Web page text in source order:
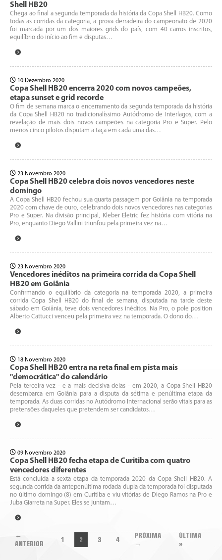
Shell HB20
Chega ao final a segunda temporada da história da Copa Shell HB20. Como
todas as corridas da categoria, a prova derradeira do campeonato de 2020
foi marcada por um dos maiores grids do país, com 40 carros inscritos,
equilíbrio do início ao fim e disputas…
10 Dezembro 2020
Copa Shell HB20 encerra 2020 com novos campeões,
etapa sunset e grid recorde
O fim de semana marca o encerramento da segunda temporada da história
da Copa Shell HB20 no tradicionalíssimo Autódromo de Interlagos, com a
revelação de mais dois novos campeões na categoria Pro e Super. Pelo
menos cinco pilotos disputam a taça em cada uma das…
23 Novembro 2020
Copa Shell HB20 celebra dois novos vencedores neste
domingo
A Copa Shell HB20 fechou sua quarta passagem por Goiânia na temporada
2020 com chave de ouro, celebrando dois novos vencedores nas categorias
Pro e Super. Na divisão principal, Kleber Eletric fez história com vitória na
Pro, enquanto Diego Vallini triunfou pela primeira vez na…
23 Novembro 2020
Vencedores inéditos na primeira corrida da Copa Shell
HB20 em Goiânia
Confirmando o equilíbrio da categoria na temporada 2020, a primeira
corrida Copa Shell HB20 do final de semana, disputada na tarde deste
sábado em Goiânia, teve dois vencedores inéditos. Na Pro, o pole position
Alberto Cattucci venceu pela primeira vez na temporada. O dono do…
18 Novembro 2020
Copa Shell HB20 entra na reta final em pista mais
"democrática" do calendário
Pela terceira vez - e a mais decisiva delas - em 2020, a Copa Shell HB20
desembarca em Goiânia para a disputa da sétima e penúltima etapa da
temporada. As duas corridas no Autódromo Internacional serão vitais para as
pretensões daqueles que pretendem ser candidatos…
09 Novembro 2020
Copa Shell HB20 fecha etapa de Curitiba com quatro
vencedores diferentes
Está concluída a sexta etapa da temporada 2020 da Copa Shell HB20. A
segunda corrida da antepenúltima rodada dupla da temporada foi disputada
no último domingo (8) em Curitiba e viu vitórias de Diego Ramos na Pro e
Juba Giarreta na Super. Eles se juntam…
←
ANTERIOR
1 2 3 4
PRÓXIMA
→
ÚLTIMA
»